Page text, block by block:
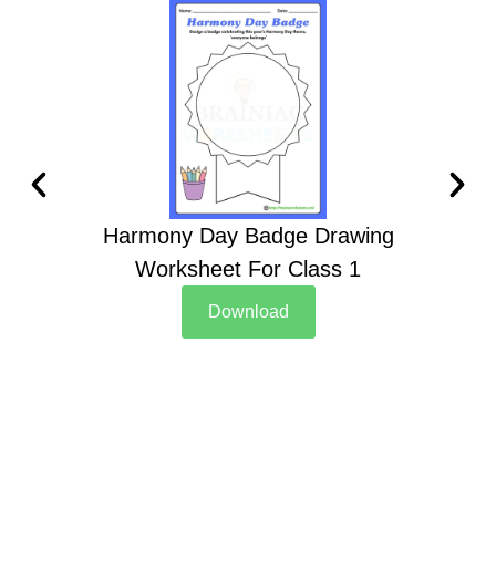
Harmony Day Badge Drawing
Worksheet For Class 1
Download